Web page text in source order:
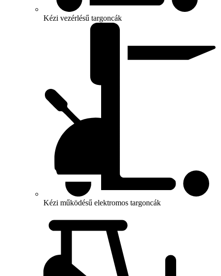
Kézi vezérlésű targoncák
Kézi működésű elektromos targoncák